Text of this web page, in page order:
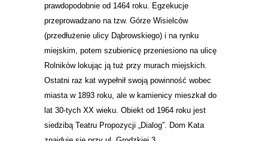
prawdopodobnie od 1464 roku. Egzekucje
przeprowadzano na tzw. Górze Wisielców
(przedłużenie ulicy Dąbrowskiego) i na rynku
miejskim, potem szubienicę przeniesiono na ulicę
Rolników lokując ją tuż przy murach miejskich.
Ostatni raz kat wypełnił swoją powinność wobec
miasta w 1893 roku, ale w kamienicy mieszkał do
lat 30-tych XX wieku. Obiekt od 1964 roku jest
siedzibą Teatru Propozycji „Dialog”. Dom Kata